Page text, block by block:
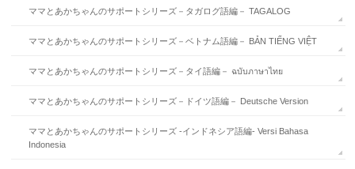
ママとあかちゃんのサポートシリーズ－タガログ語編－ TAGALOG
ママとあかちゃんのサポートシリーズ－ベトナム語編－ BẢN TIẾNG VIỆT
ママとあかちゃんのサポートシリーズ－タイ語編－ ฉบับภาษาไทย
ママとあかちゃんのサポートシリーズ－ドイツ語編－ Deutsche Version
ママとあかちゃんのサポートシリーズ -インドネシア語編- Versi Bahasa
Indonesia